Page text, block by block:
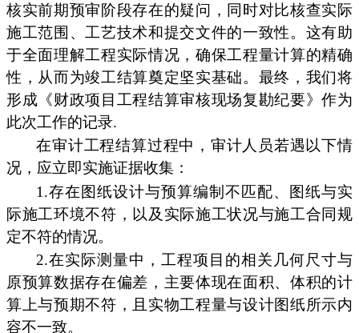
核实前期预审阶段存在的疑问，同时对比核查实际
施工范围、工艺技术和提交文件的一致性。这有助
于全面理解工程实际情况，确保工程量计算的精确
性，从而为竣工结算奠定坚实基础。最终，我们将
形成《财政项目工程结算审核现场复勘纪要》作为
此次工作的记录.
在审计工程结算过程中，审计人员若遇以下情
况，应立即实施证据收集：
1.存在图纸设计与预算编制不匹配、图纸与实
际施工环境不符，以及实际施工状况与施工合同规
定不符的情况。
2.在实际测量中，工程项目的相关几何尺寸与
原预算数据存在偏差，主要体现在面积、体积的计
算上与预期不符，且实物工程量与设计图纸所示内
容不一致。